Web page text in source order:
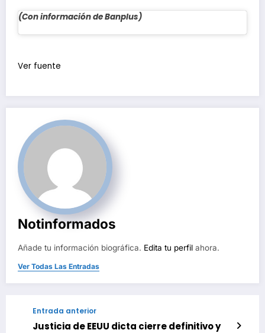
(Con información de Banplus)
de
Ver fuente
Notinformados
Añade tu información biográfica. Edita tu perfil ahora.
Ver Todas Las Entradas
Entrada anterior
Justicia de EEUU dicta cierre definitivo y